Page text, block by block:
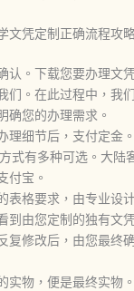
文凭定制正确流程攻
认。下载您要办理文
们。在此过程中，我
确您的办理需求。
理细节后，支付定金
式有多种可选。大陆
付宝。
表格要求，由专业设
到由您定制的独有文
复修改后，由您最终
实物，便是最终实物